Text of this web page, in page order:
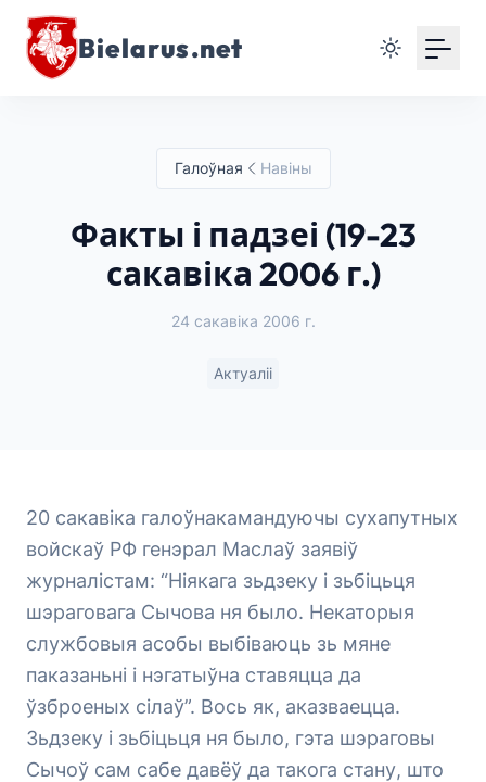
Bielarus.net
Галоўная Навіны
Факты і падзеі (19-23
сакавіка 2006 г.)
24 сакавіка 2006 г.
Актуаліі
20 сакавіка галоўнакамандуючы сухапутных
войскаў РФ генэрал Маслаў заявіў
журналістам: “Ніякага зьдзеку і зьбіцьця
шэраговага Сычова ня было. Некаторыя
службовыя асобы выбіваюць зь мяне
паказаньні і нэгатыўна ставяцца да
ўзброеных сілаў”. Вось як, аказваецца.
Зьдзеку і зьбіцьця ня было, гэта шэраговы
Сычоў сам сабе давёў да такога стану, што